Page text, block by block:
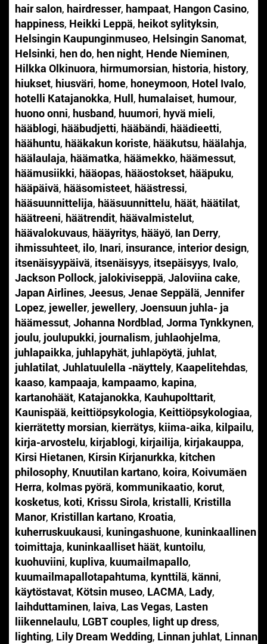
hair salon, hairdresser, hampaat, Hangon Casino,
happiness, Heikki Leppä, heikot sylityksin,
Helsingin Kaupunginmuseo, Helsingin Sanomat,
Helsinki, hen do, hen night, Hende Nieminen,
Hilkka Olkinuora, hirmumorsian, historia, history,
hiukset, hiusväri, home, honeymoon, Hotel Ivalo,
hotelli Katajanokka, Hull, humalaiset, humour,
huono onni, husband, huumori, hyvä mieli,
hääblogi, hääbudjetti, hääbändi, häädieetti,
häähuntu, hääkakun koriste, hääkutsu, häälahja,
häälaulaja, häämatka, häämekko, häämessut,
häämusiikki, hääopas, hääostokset, hääpuku,
hääpäivä, hääsomisteet, häästressi,
hääsuunnittelija, hääsuunnittelu, häät, häätilat,
häätreeni, häätrendit, häävalmistelut,
häävalokuvaus, hääyritys, hääyö, Ian Derry,
ihmissuhteet, ilo, Inari, insurance, interior design,
itsenäisyypäivä, itsenäisyys, itsepäisyys, Ivalo,
Jackson Pollock, jalokiviseppä, Jaloviina cake,
Japan Airlines, Jeesus, Jenae Seppälä, Jennifer
Lopez, jeweller, jewellery, Joensuun juhla- ja
häämessut, Johanna Nordblad, Jorma Tynkkynen,
joulu, joulupukki, journalism, juhlaohjelma,
juhlapaikka, juhlapyhät, juhlapöytä, juhlat,
juhlatilat, Juhlatuulella -näyttely, Kaapelitehdas,
kaaso, kampaaja, kampaamo, kapina,
kartanohäät, Katajanokka, Kauhupolttarit,
Kaunispää, keittiöpsykologia, Keittiöpsykologiaa,
kierrätetty morsian, kierrätys, kiima-aika, kilpailu,
kirja-arvostelu, kirjablogi, kirjailija, kirjakauppa,
Kirsi Hietanen, Kirsin Kirjanurkka, kitchen
philosophy, Knuutilan kartano, koira, Koivumäen
Herra, kolmas pyörä, kommunikaatio, korut,
kosketus, koti, Krissu Sirola, kristalli, Kristilla
Manor, Kristillan kartano, Kroatia,
kuherruskuukausi, kuningashuone, kuninkaallinen
toimittaja, kuninkaalliset häät, kuntoilu,
kuohuviini, kupliva, kuumailmapallo,
kuumailmapallotapahtuma, kynttilä, känni,
käytöstavat, Kötsin museo, LACMA, Lady,
laihduttaminen, laiva, Las Vegas, Lasten
liikennelaulu, LGBT couples, light up dress,
lighting, Lily Dream Wedding, Linnan juhlat, Linnan